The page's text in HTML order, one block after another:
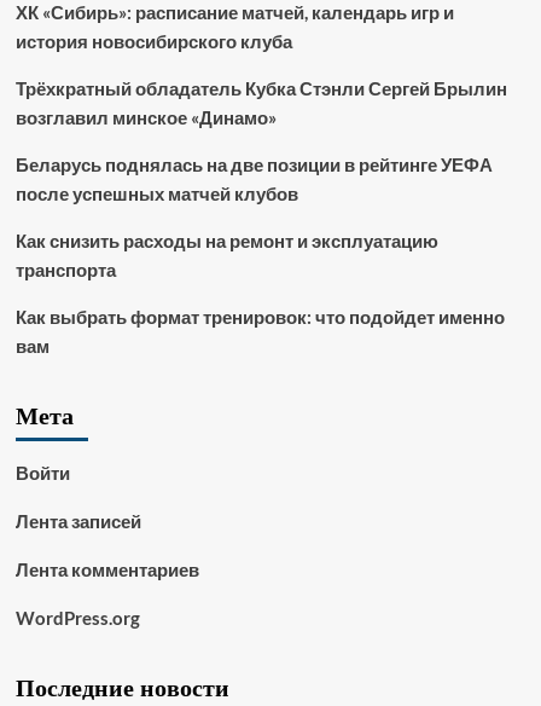
ХК «Сибирь»: расписание матчей, календарь игр и
история новосибирского клуба
Трёхкратный обладатель Кубка Стэнли Сергей Брылин
возглавил минское «Динамо»
Беларусь поднялась на две позиции в рейтинге УЕФА
после успешных матчей клубов
Как снизить расходы на ремонт и эксплуатацию
транспорта
Как выбрать формат тренировок: что подойдет именно
вам
Мета
Войти
Лента записей
Лента комментариев
WordPress.org
Последние новости